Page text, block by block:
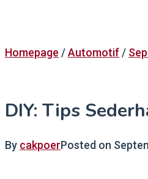
Homepage /Automotif /
DIY: Tips
By cakpoerPosted on